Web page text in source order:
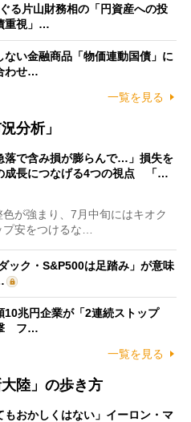
る片山財務相の「円資産への投
重視」…
い金融商品「物価連動国債」に
わせ…
一覧を見る
分析」
落で含み損が膨らんで…」損失を
成長につなげる4つの視点 「…
が強まり、7月中旬にはキオク
安をつけるな…
ック・S&P500は足踏み」が意味
10兆円企業が「2連続ストップ
撃 フ…
一覧を見る
陸」の歩き方
もおかしくはない」イーロン・マ